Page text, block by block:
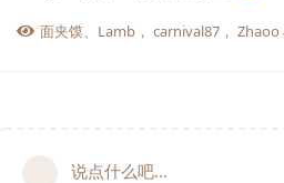
面夹馍、 Lamb ， carnival87 ， Zhaoo
说点什么吧...